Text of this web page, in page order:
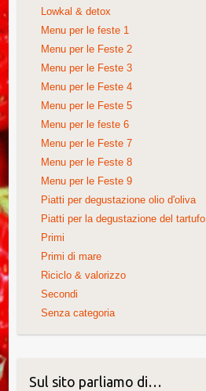
Lowkal & detox
Menu per le feste 1
Menu per le Feste 2
Menu per le Feste 3
Menu per le Feste 4
Menu per le Feste 5
Menu per le feste 6
Menu per le Feste 7
Menu per le Feste 8
Menu per le Feste 9
Piatti per degustazione olio d'oliva
Piatti per la degustazione del tartufo
Primi
Primi di mare
Riciclo & valorizzo
Secondi
Senza categoria
Sul sito parliamo di…